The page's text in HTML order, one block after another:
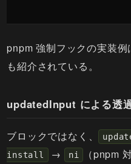
pnpm 強制フックの実装
も紹介されている。
updatedInput による透
ブロックではなく、
install
→ ni
（pnpm